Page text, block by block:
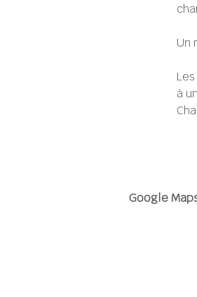
Un
à
Google